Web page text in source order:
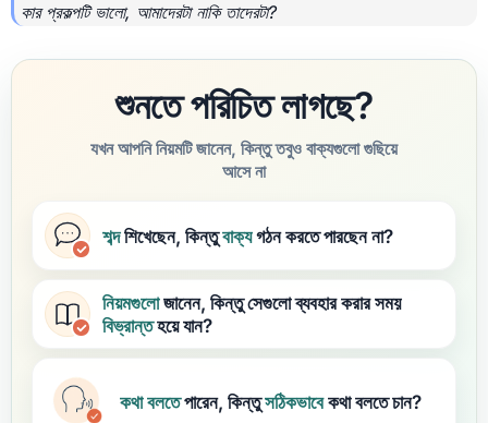
কার প্রকল্পটি ভালো, আমাদেরটা নাকি তাদেরটা?
শুনতে পরিচিত লাগছে?
যখন আপনি নিয়মটি জানেন, কিন্তু তবুও বাক্যগুলো গুছিয়ে
আসে না
শব্দশিখেছেন, কিন্তুবাক্যগঠন করতে পারছেন না?
নিয়মগুলোজানেন, কিন্তু সেগুলো ব্যবহার করার সময়
বিভ্রান্তহয়ে যান?
কথা বলতেপারেন, কিন্তুসঠিকভাবেকথা বলতে চান?